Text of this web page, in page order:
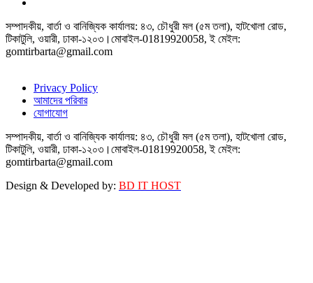
সম্পাদকীয়, বার্তা ও বানিজ্যিক কার্যালয়: ৪৩, চৌধুরী মল (৫ম তলা), হাটখোলা রোড,
টিকাটুলি, ওয়ারী, ঢাকা-১২০৩।মোবাইল-01819920058, ই মেইল:
gomtirbarta@gmail.com
Privacy Policy
আমাদের পরিবার
যোগাযোগ
সম্পাদকীয়, বার্তা ও বানিজ্যিক কার্যালয়: ৪৩, চৌধুরী মল (৫ম তলা), হাটখোলা রোড,
টিকাটুলি, ওয়ারী, ঢাকা-১২০৩।মোবাইল-01819920058, ই মেইল:
gomtirbarta@gmail.com
Design & Developed by: BD IT HOST